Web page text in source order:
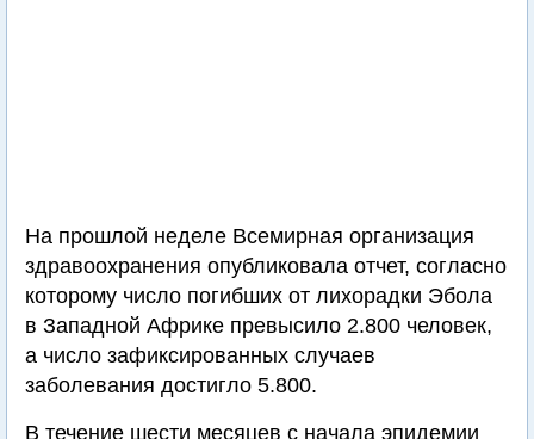
На прошлой неделе Всемирная организация
здравоохранения опубликовала отчет, согласно
которому число погибших от лихорадки Эбола
в Западной Африке превысило 2.800 человек,
а число зафиксированных случаев
заболевания достигло 5.800.
В течение шести месяцев с начала эпидемии